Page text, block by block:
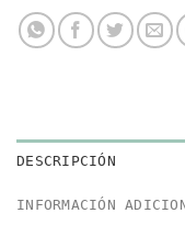
DESCRIPCIÓN
INFORMACIÓN